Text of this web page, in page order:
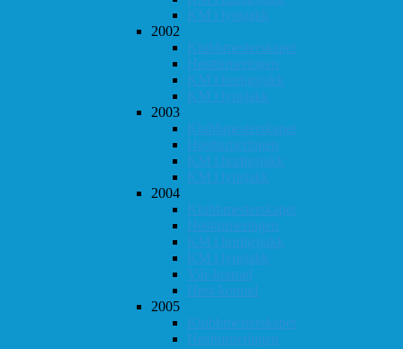
KM i lynsjakk
2002
Klubbmesterskapet
Høstturneringen
KM i hurtigsjakk
KM i lynsjakk
2003
Klubbmesterskapet
Høstturneringen
KM i hurtigsjakk
KM i lynsjakk
2004
Klubbmesterskapet
Høstturneringen
KM i hurtigsjakk
KM i lynsjakk
Vår-konrad
Høst-konrad
2005
Klubbmesterskapet
Høstturneringen